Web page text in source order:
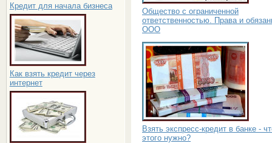
Кредит для начала бизнеса
Как взять кредит через
интернет
Общество с ограниченной
ответственностью. Права и
ООО
Взять экспресс-кредит в банке -
этого нужно?